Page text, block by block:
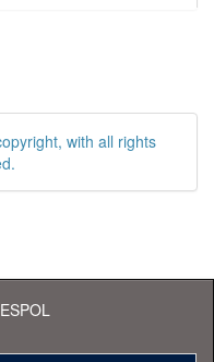
with all rights